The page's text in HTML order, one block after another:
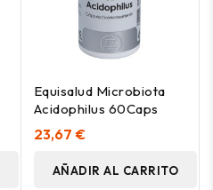
Equisalud Microbiota
Acidophilus 60Caps
23,67 €
AÑADIR AL CARRITO